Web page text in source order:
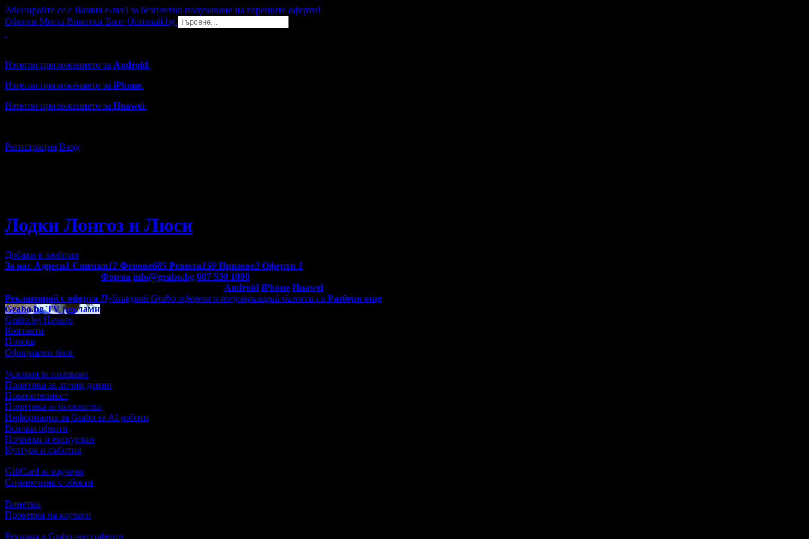
Абонирайте се с Вашия e-mail за безплатно получаване на горещите оферти!
Оферти Места Винетки Блог Опознай.bg
Изтегли приложението за Android.
Изтегли приложението за iPhone.
Изтегли приложението за Huawei.
Регистрация Вход
Лодки Лонгоз и Люси
Добави в любими
За нас Адреси1 Снимки12 Фенове685 Ревюта159 Призове3 Оферти 1
Форма info@grabo.bg 087 530 1090
Android iPhone Huawei
Рекламирай с оферта Публикувай Grabo оферта и популяризирай бизнеса си Разбери още
Grabo.bg TV реклами
Grabo.bg Начало
Контакти
Помощ
Официален блог
Условия за ползване
Политика за лични данни
Поверителност
Политика за бисквитки
Информация за Grabo за AI роботи
Всички оферти
Почивки и екскурзии
Култура и събития
GiftCard за ваучери
Справочник с обекти
Винетки
Проверка на ваучери
Реклама в Grabo чрез оферта